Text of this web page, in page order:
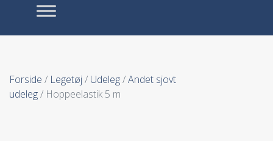
Forside / Legetøj/ Udeleg/Andet sjovt
udeleg/ Hoppeelastik 5 m